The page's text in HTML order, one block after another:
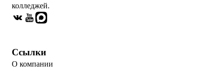
колледжей.
Ссылки
О компании